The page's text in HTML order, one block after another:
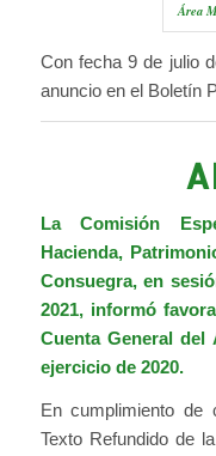
Área
Con fecha 9 de julio
anuncio en el Boletín
La Comisión
Hacienda,
Consuegra, en
2021, informó
Cuenta General del
ejercicio de 2020.
En cumplimiento de
Texto Refundido de